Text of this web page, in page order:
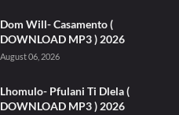
Dom Will- Casamento (
DOWNLOAD MP3 ) 2026
August 06, 2026
Lhomulo- Pfulani Ti Dlela (
DOWNLOAD MP3 ) 2026